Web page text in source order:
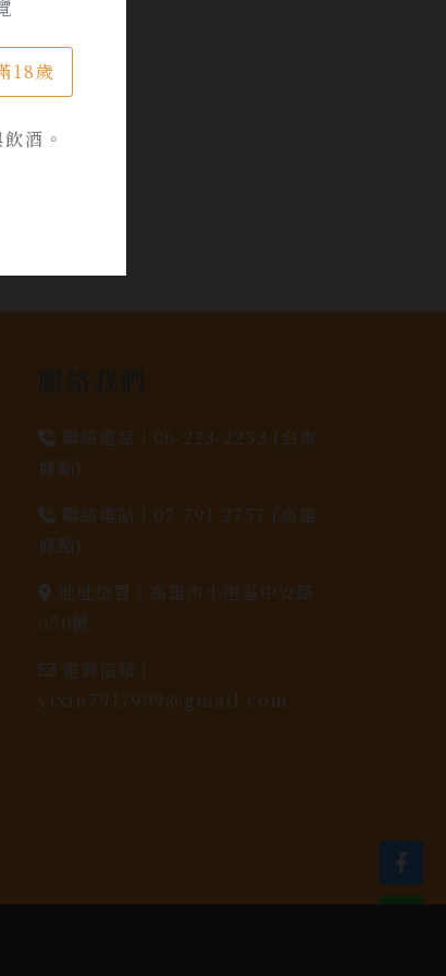
18歲
酒。
聯絡電話 | 06-223-2253 (台南
據點)
聯絡電話 | 07-791-2757 (高雄
據點)
地址位置 | 高雄市小港區中安路
650號
電郵信箱 |
yixin7917909@gmail.com